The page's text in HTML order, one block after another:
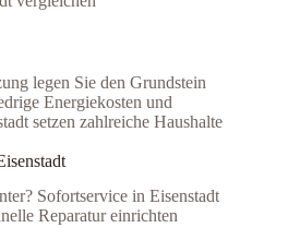
legen Sie den Grundstein
Energiekosten und
setzen zahlreiche Haushalte
Sofortservice in Eisenstadt
Reparatur einrichten